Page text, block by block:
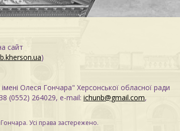
сайт
)
Олеся Гончара" Херсонської обласної ради
(0552) 264029, e-mail: ichunb@gmail.com,
Усі права застережено.